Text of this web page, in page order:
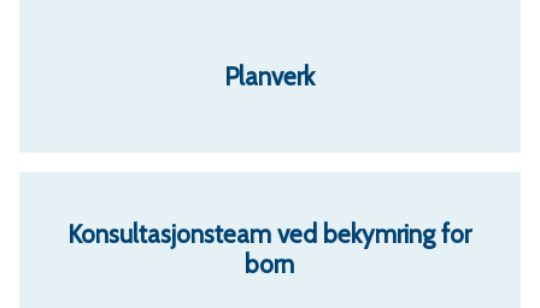
Planverk
Konsultasjonsteam ved bekymring for
born